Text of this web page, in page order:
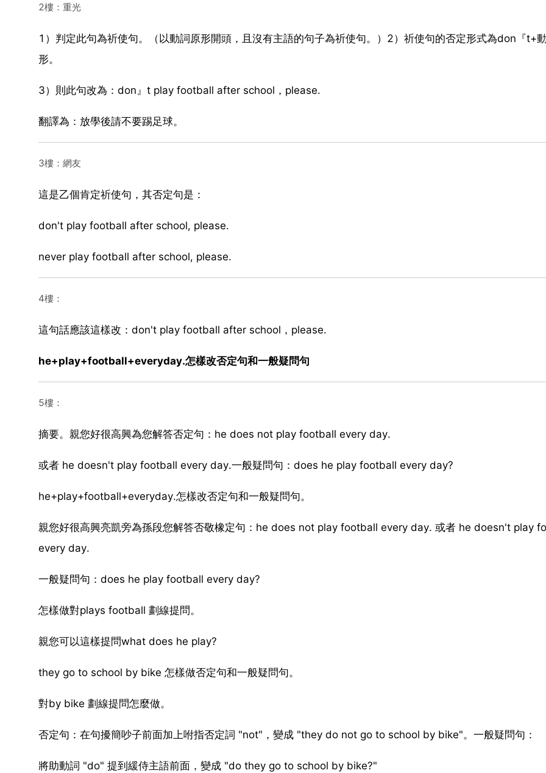
2樓：重光
1）判定此句為祈使句。（以動詞原形開頭，且沒有主語的句子為祈使句。）2）祈使句的否定形式為don『t+
形。
3）則此句改為：don』t play football after school，please.
翻譯為：放學後請不要踢足球。
3樓：網友
這是乙個肯定祈使句，其否定句是：
don't play football after school, please.
never play football after school, please.
4樓：
這句話應該這樣改：don't play football after school，please.
he+play+football+everyday.怎樣改否定句和一般疑問句
5樓：
摘要。親您好很高興為您解答否定句：he does not play football every day.
或者 he doesn't play football every day.一般疑問句：does he play football every day?
he+play+football+everyday.怎樣改否定句和一般疑問句。
親您好很高興亮凱旁為孫段您解答否敬橡定句：he does not play football every day. 或者 he doesn't play
every day.
一般疑問句：does he play football every day?
怎樣做對plays football 劃線提問。
親您可以這樣提問what does he play?
they go to school by bike 怎樣做否定句和一般疑問句。
對by bike 劃線提問怎麼做。
否定句：在句擾簡吵子前面加上咐指否定詞 "not"，變成 "they do not go to school by bike"。一般疑問句：
將助動詞 "do" 提到緩侍主語前面，變成 "do they go to school by bike?"